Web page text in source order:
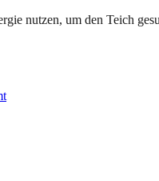
nutzen, um den Teich